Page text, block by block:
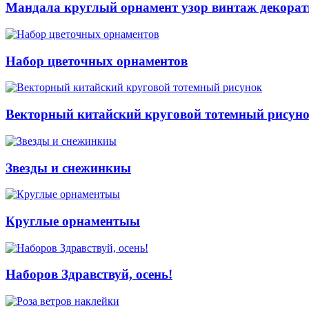
Мандала круглый орнамент узор винтаж
Набор цветочных орнаментов
Векторный китайский круговой тотемный
Звезды и снежинкиы
Круглые орнаментыы
Наборов Здравствуй, осень!